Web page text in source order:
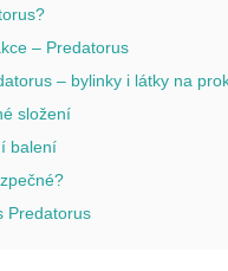
– Predatorus
– bylinky i látky na
složení
balení
Predatorus